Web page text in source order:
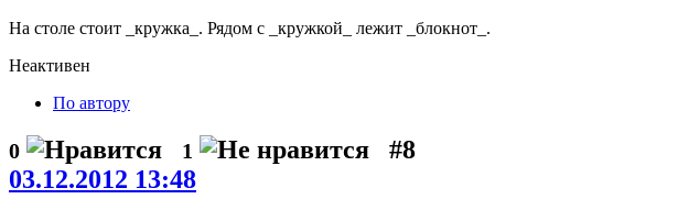
На столе стоит _кружка_. Рядом с _кружкой_ лежит _блокнот_.
Неактивен
По автору
0 1
#8
03.12.2012 13:48